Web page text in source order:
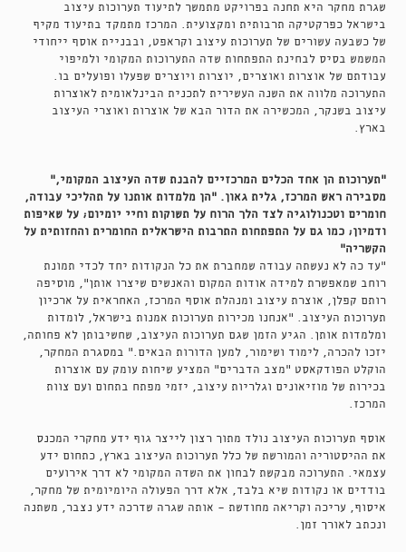
שגרת מחקר היא תחנה בפרויקט מתמשך לתיעוד תערוכות עיצוב
בישראל כפרקטיקה תרבותית ומקצועית. המרכז מתמקד בתיעוד מקיף
של כשבעה עשורים של תערוכות עיצוב וקראפט, ובבניית אוסף ייחודי
המשמש בסיס לבחינת התפתחות שדה התערוכות המקומי ולמיפוי
עבודתם של אוצרות ואוצרים, יוצרות ויוצרים שפעלו ופועלים בו.
התערוכה מלווה את השנה העשירית לתכנית הבינלאומית לאוצרות
עיצוב בשנקר, המכשירה את הדור הבא של אוצרות ואוצרי העיצוב
בארץ.
״תערוכות הן אחד הכלים המרכזיים להבנת שדה העיצוב המקומי,״
מסבירה ראש המרכז, גלית גאון. ״הן מלמדות אותנו על תהליכי עבודה,
חומרים וטכנולוגיה לצד הלך הרוח על תשוקות וחיי יומיום; על שאיפות
ודמיון; כמו גם על התפתחות התרבות הישראלית החומרית והחזותית על
הקשריה״
״עד כה לא נעשתה עבודה שמחברת את כל הנקודות יחד לכדי תמונת
רוחב שמאפשרת למידה אודות המקום והאנשים שיצרו אותן״, מוסיפה
רותם קפלן, אוצרת עיצוב ומנהלת אוסף המרכז, האחראית על ארכיון
תערוכות העיצוב. ״אנחנו מכירות תערוכות אמנות בישראל, לומדות
ומלמדות אותן. הגיע הזמן שגם תערוכות העיצוב, שחשיבותן לא פחותה,
יזכו להכרה, לימוד ושימור, למען הדורות הבאים.״ במסגרת המחקר,
הוקלט הפודקאסט ״מצב הדברים״ המציע שיחות עומק עם אוצרות
בכירות של מוזיאונים וגלריות עיצוב, יזמי מפתח בתחום ועם צוות
המרכז.
אוסף תערוכות העיצוב נולד מתוך רצון לייצר גוף ידע מחקרי המכנס
את ההיסטוריה והמורשת של כלל תערוכות העיצוב בארץ, כתחום ידע
עצמאי. התערוכה מבקשת לבחון את השדה המקומי לא דרך אירועים
בודדים או נקודות שיא בלבד, אלא דרך הפעולה היומיומית של מחקר,
איסוף, עריכה וקריאה מחודשת - אותה שגרה שדרכה ידע נצבר, משתנה
ונכתב לאורך זמן.